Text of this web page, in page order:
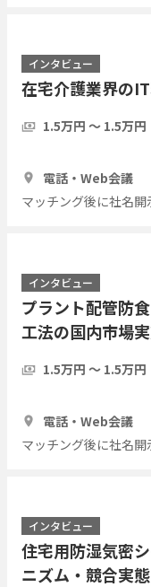
インタビュー
在宅介護業界の
1.5万円 〜 1.5万円
電話・Web会議
マッチング後に社名開
インタビュー
プラント配管防
工法の国内市場
1.5万円 〜 1.5万円
電話・Web会議
マッチング後に社名開
インタビュー
住宅用防湿気密
ニズム・競合実